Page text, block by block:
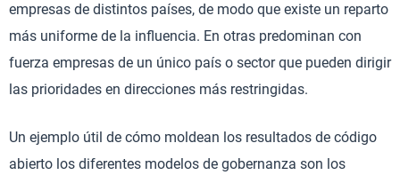
empresas de distintos países, de modo que existe un reparto
más uniforme de la influencia. En otras predominan con
fuerza empresas de un único país o sector que pueden dirigir
las prioridades en direcciones más restringidas.
Un ejemplo útil de cómo moldean los resultados de código
abierto los diferentes modelos de gobernanza son los